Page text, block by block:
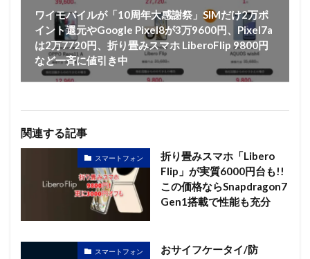
ワイモバイルが「10周年大感謝祭」SIMだけ2万ポ
イント還元やGoogle Pixel8が3万9600円、Pixel7a
は2万7720円、折り畳みスマホ LiberoFlip 9800円
など一斉に値引き中
関連する記事
スマートフォン
折り畳みスマホ「Libero
Flip」が実質6000円台も!!
この価格ならSnapdragon7
Gen1搭載で性能も充分
スマートフォン
おサイフケータイ/防